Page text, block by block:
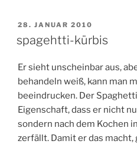
VERÖFFENTLICHT
28. JANUAR 2010
spagehtti-kürbis
Er sieht unscheinbar aus,
behandeln weiß, kann man
beeindrucken. Der
Eigenschaft, dass er nicht
sondern nach dem Kochen
zerfällt. Damit er das macht,